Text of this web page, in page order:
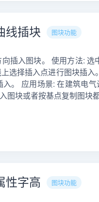
线插块 图块功能
插入图块。 使用方法:
选择插入点进行图块插
。 应用场景: 在建筑电
图块或者按基点复制图块
性字高 图块功能